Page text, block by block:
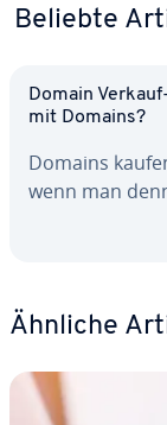
Beliebte
Domain
mit Domains?
Domains
wenn man
Ähnliche